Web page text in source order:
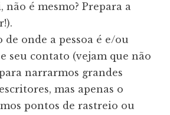
não é mesmo? Prepara a
onde a pessoa é e/ou
seu contato (vejam que não
narrarmos grandes
mas apenas o
pontos de rastreio ou